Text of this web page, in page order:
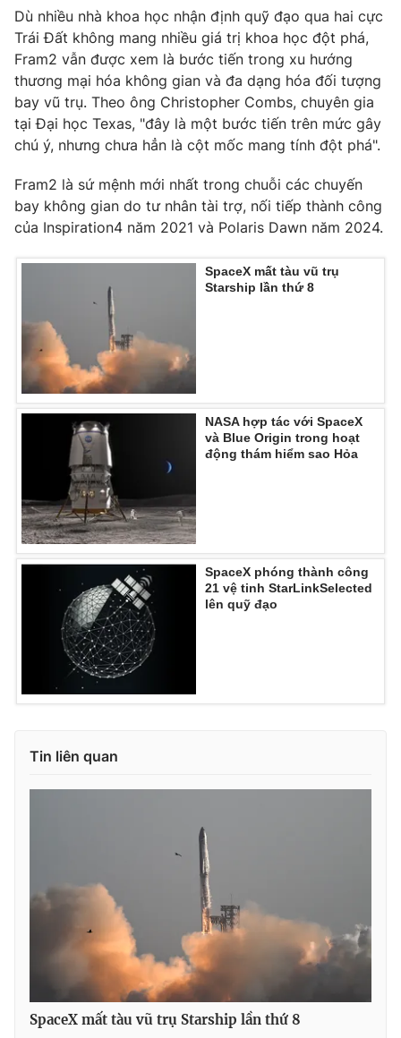
Dù nhiều nhà khoa học nhận định quỹ đạo qua hai cực
Trái Đất không mang nhiều giá trị khoa học đột phá,
Fram2 vẫn được xem là bước tiến trong xu hướng
thương mại hóa không gian và đa dạng hóa đối tượng
bay vũ trụ. Theo ông Christopher Combs, chuyên gia
tại Đại học Texas, "đây là một bước tiến trên mức gây
chú ý, nhưng chưa hẳn là cột mốc mang tính đột phá".
Fram2 là sứ mệnh mới nhất trong chuỗi các chuyến
bay không gian do tư nhân tài trợ, nối tiếp thành công
của Inspiration4 năm 2021 và Polaris Dawn năm 2024.
SpaceX mất tàu vũ trụ
Starship lần thứ 8
NASA hợp tác với SpaceX
và Blue Origin trong hoạt
động thám hiểm sao Hỏa
SpaceX phóng thành công
21 vệ tinh StarLinkSelected
lên quỹ đạo
Tin liên quan
SpaceX mất tàu vũ trụ Starship lần thứ 8